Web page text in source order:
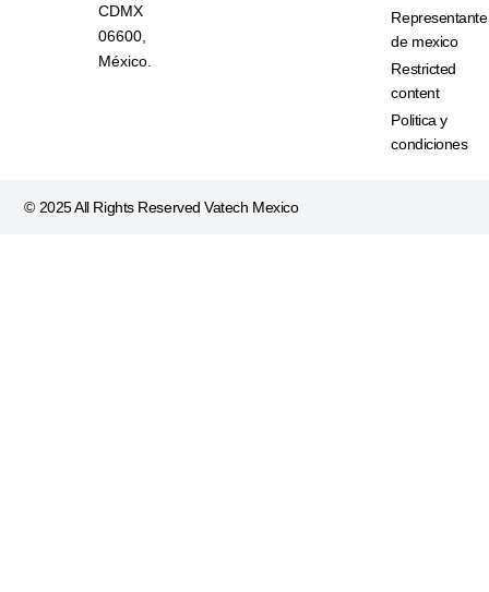
CDMX
06600,
México.
Representante
de mexico
Restricted
content
Politica y
condiciones
© 2025All Rights Reserved Vatech Mexico